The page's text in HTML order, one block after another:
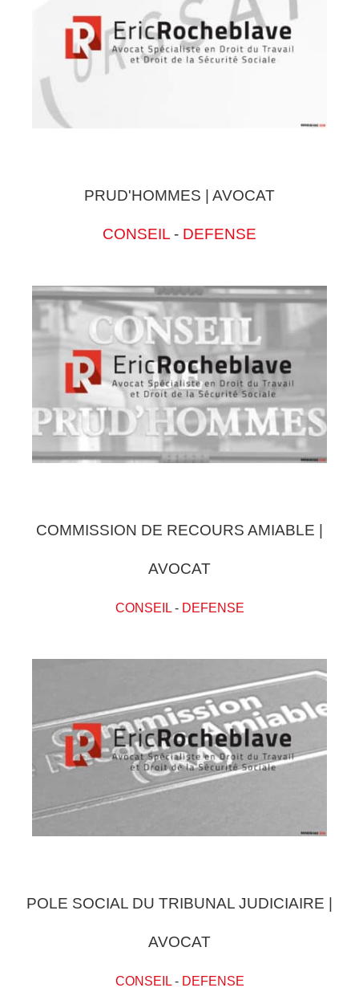
PRUD'HOMMES | AVOCAT
CONSEIL - DEFENSE
COMMISSION DE RECOURS AMIABLE |
AVOCAT
CONSEIL- DEFENSE
POLE SOCIAL DU TRIBUNAL JUDICIAIRE |
AVOCAT
CONSEIL- DEFENSE